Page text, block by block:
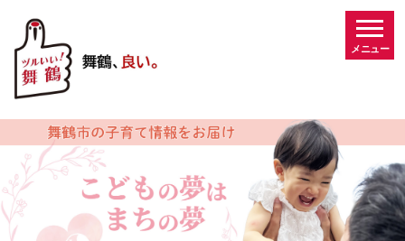
ビジュアルエリア。舞鶴市役所からの紹介、お知らせ。
メニュー